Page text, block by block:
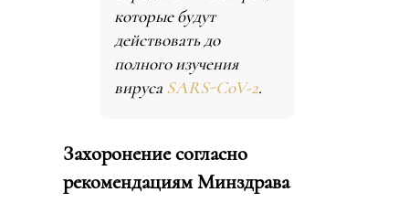
которые будут
действовать до
полного изучения
вируса SARS-CoV-2.
Захоронение согласно
рекомендациям Минздрава